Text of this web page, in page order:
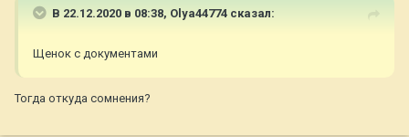
В 22.12.2020 в 08:38, Olya44774 сказал:
Щенок с документами
Тогда откуда сомнения?